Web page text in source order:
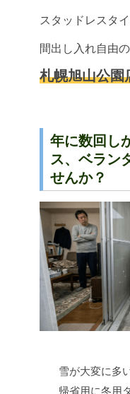
スタッドレスタ
間出し入れ自由の
札幌旭山公園
年に数回し
ス、ベラン
せんか？
雪が大変に多
帰省用に冬用